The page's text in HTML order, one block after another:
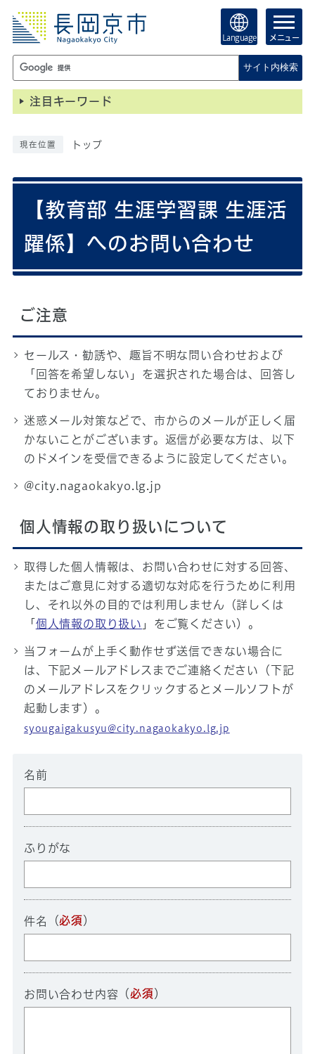
Language メニュー
サイト内検索
注目キーワード
現在位置 トップ
【教育部 生涯学習課 生涯活
躍係】へのお問い合わせ
ご注意
セールス・勧誘や、趣旨不明な問い合わせおよび
「回答を希望しない」を選択された場合は、回答し
ておりません。
迷惑メール対策などで、市からのメールが正しく届
かないことがございます。返信が必要な方は、以下
のドメインを受信できるように設定してください。
@city.nagaokakyo.lg.jp
個人情報の取り扱いについて
取得した個人情報は、お問い合わせに対する回答、
またはご意見に対する適切な対応を行うために利用
し、それ以外の目的では利用しません（詳しくは
「 個人情報の取り扱い 」をご覧ください）。
当フォームが上手く動作せず送信できない場合に
は、下記メールアドレスまでご連絡ください（下記
のメールアドレスをクリックするとメールソフトが
起動します）。
syougaigakusyu@city.nagaokakyo.lg.jp
名前
ふりがな
件名 （必須 ）
お問い合わせ内容 （必須 ）